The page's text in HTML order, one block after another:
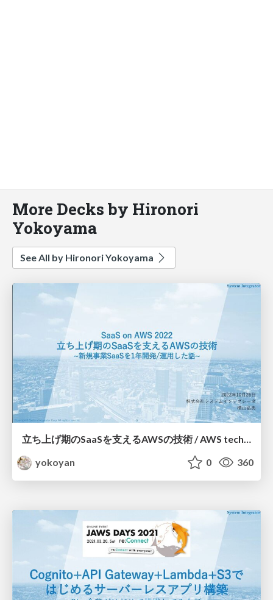
More Decks by Hironori
Yokoyama
See All by Hironori Yokoyama
立ち上げ期のSaaSを支えるAWSの技術 / AWS technology supporting SaaS in its start-up phase
yokoyan
0 360